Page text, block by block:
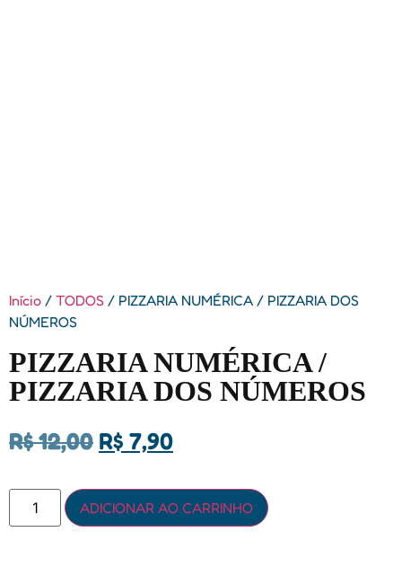
Início / TODOS / PIZZARIA NUMÉRICA / PIZZARIA DOS
NÚMEROS
PIZZARIA NUMÉRICA /
PIZZARIA DOS NÚMEROS
R$12,00 R$ 7,90
ADICIONAR AO CARRINHO